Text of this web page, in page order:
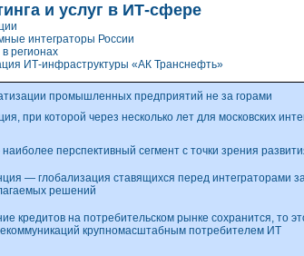
и услуг в ИТ-сфере
интеграторы России
регионах
ИТ-инфраструктуры «АК Транснефть»
промышленных предприятий не за горами
при которой через несколько лет для московских
перспективный сегмент с точки зрения
— глобализация ставящихся перед интеграторами
решений
кредитов на потребительском рынке сохранится, то
крупномасштабным потребителем ИТ